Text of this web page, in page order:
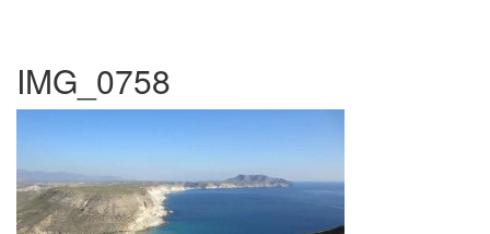
IMG_0758